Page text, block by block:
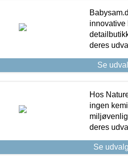
deres
Se
Hos
ingen
deres
Se